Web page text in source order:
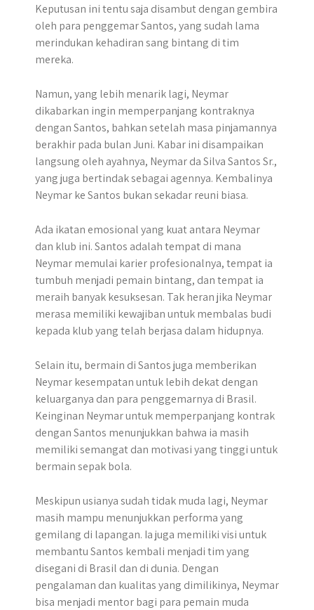
Keputusan ini tentu saja disambut dengan gembira
oleh para penggemar Santos, yang sudah lama
merindukan kehadiran sang bintang di tim
mereka. ​
Namun, yang lebih menarik lagi, Neymar
dikabarkan ingin memperpanjang kontraknya
dengan Santos, bahkan setelah masa pinjamannya
berakhir pada bulan Juni.​ Kabar ini disampaikan
langsung oleh ayahnya, Neymar da Silva Santos Sr.,
yang juga bertindak sebagai agennya. Kembalinya
Neymar ke Santos bukan sekadar reuni biasa.
Ada ikatan emosional yang kuat antara Neymar
dan klub ini. Santos adalah tempat di mana
Neymar memulai karier profesionalnya, tempat ia
tumbuh menjadi pemain bintang, dan tempat ia
meraih banyak kesuksesan. Tak heran jika Neymar
merasa memiliki kewajiban untuk membalas budi
kepada klub yang telah berjasa dalam hidupnya.
Selain itu, bermain di Santos juga memberikan
Neymar kesempatan untuk lebih dekat dengan
keluarganya dan para penggemarnya di Brasil.
Keinginan Neymar untuk memperpanjang kontrak
dengan Santos menunjukkan bahwa ia masih
memiliki semangat dan motivasi yang tinggi untuk
bermain sepak bola.
Meskipun usianya sudah tidak muda lagi, Neymar
masih mampu menunjukkan performa yang
gemilang di lapangan. Ia juga memiliki visi untuk
membantu Santos kembali menjadi tim yang
disegani di Brasil dan di dunia. Dengan
pengalaman dan kualitas yang dimilikinya, Neymar
bisa menjadi mentor bagi para pemain muda